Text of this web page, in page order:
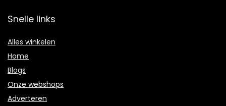
Snelle links
Alles winkelen
Home
Blogs
Onze webshops
Adverteren